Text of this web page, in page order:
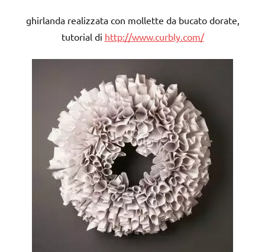
ghirlanda realizzata con mollette da bucato dorate,
tutorial di http://www.curbly.com/